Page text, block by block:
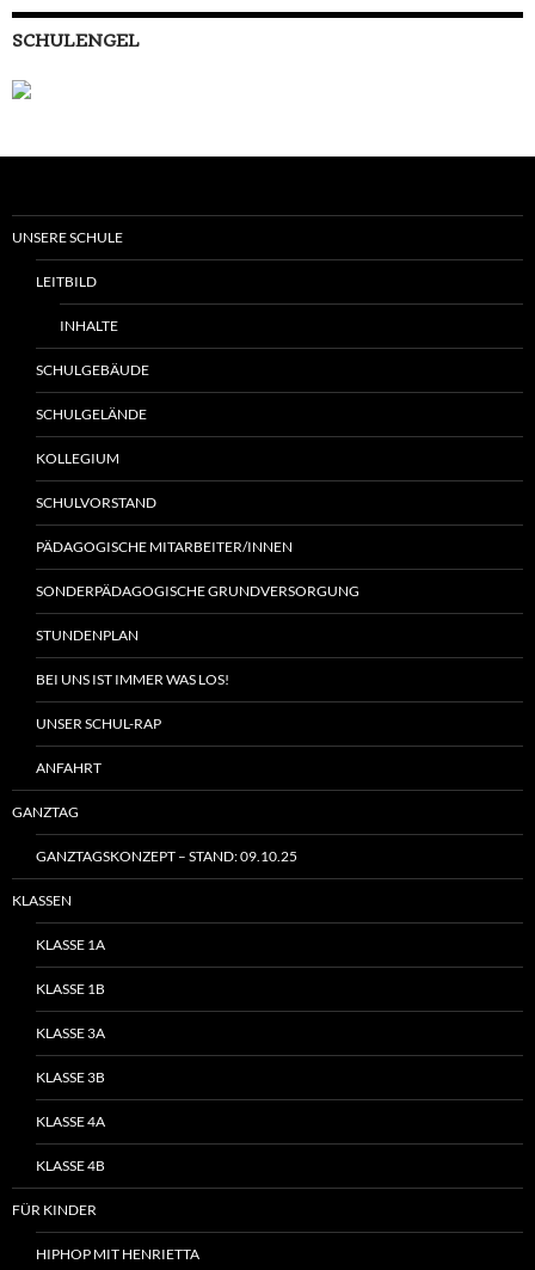
SCHULENGEL
UNSERE SCHULE
LEITBILD
INHALTE
SCHULGEBÄUDE
SCHULGELÄNDE
KOLLEGIUM
SCHULVORSTAND
PÄDAGOGISCHE MITARBEITER/INNEN
SONDERPÄDAGOGISCHE GRUNDVERSORGUNG
STUNDENPLAN
BEI UNS IST IMMER WAS LOS!
UNSER SCHUL-RAP
ANFAHRT
GANZTAG
GANZTAGSKONZEPT – STAND: 09.10.25
KLASSEN
KLASSE 1A
KLASSE 1B
KLASSE 3A
KLASSE 3B
KLASSE 4A
KLASSE 4B
FÜR KINDER
HIPHOP MIT HENRIETTA